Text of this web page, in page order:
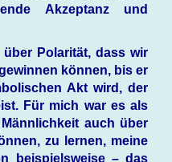
Akzeptanz und
Polarität, dass wir
können, bis er
Akt wird, der
Für mich war es als
auch über
zu lernen, meine
beispielsweise – das